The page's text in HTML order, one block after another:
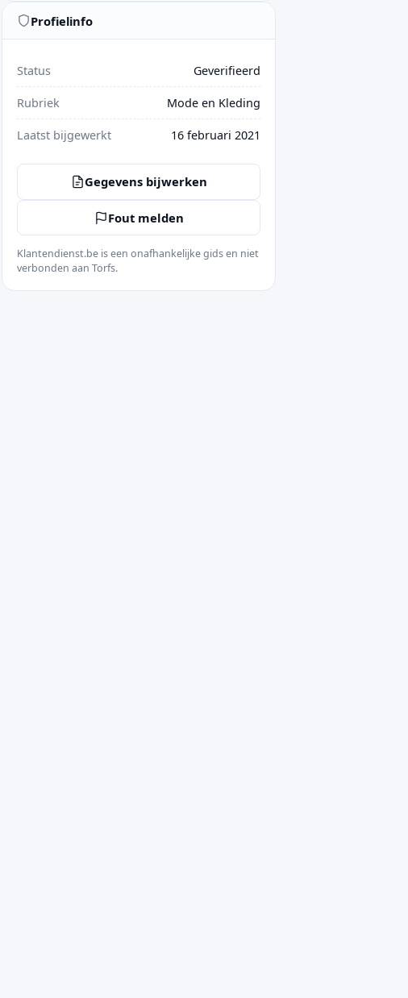
Profielinfo
Status Geverifieerd
Rubriek Mode en Kleding
Laatst bijgewerkt 16 februari 2021
Gegevens bijwerken
Fout melden
Klantendienst.be is een onafhankelijke gids en niet
verbonden aan Torfs.